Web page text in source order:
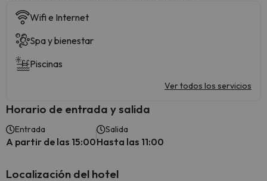
Wifi e Internet
Spa y bienestar
Piscinas
Ver todos los servicios
Horario de entrada y salida
Entrada
A partir de las 15:00
Salida
Hasta las 11:00
Localización del hotel